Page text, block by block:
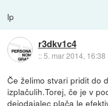
lp
r3dkv1c4
::5. mar 2014, 16:38
Če želimo stvari pridit do
izplačulih.Torej, če je v
dejodajalec plača le